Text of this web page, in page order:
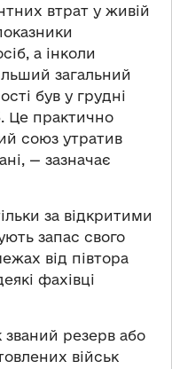
втрат у живій
а інколи
загальний
був у грудні
Це практично
союз утратив
— зазначає
за відкритими
запас свого
від півтора
фахівці
званий резерв або
військ